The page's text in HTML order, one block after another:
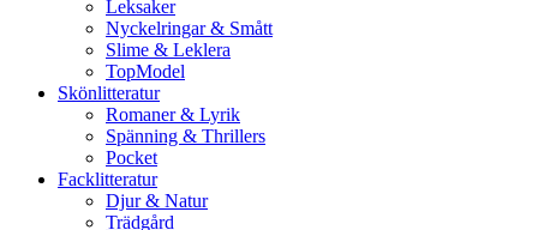
Leksaker
Nyckelringar & Smått
Slime & Leklera
TopModel
Skönlitteratur
Romaner & Lyrik
Spänning & Thrillers
Pocket
Facklitteratur
Djur & Natur
Trädgård